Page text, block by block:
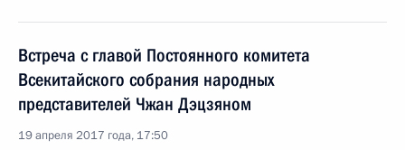
Встреча с главой Постоянного комитета
Всекитайского собрания народных
представителей Чжан Дэцзяном
19 апреля 2017 года, 17:50